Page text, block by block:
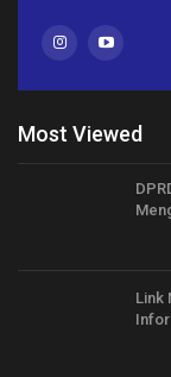
Most Viewed
Link